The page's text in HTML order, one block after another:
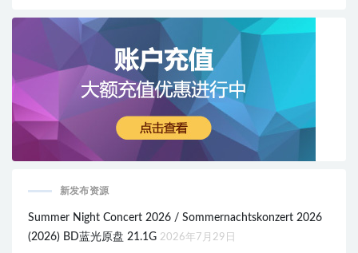
新发布资源
Summer Night Concert 2026 / Sommernachtskonzert 2026
(2026) BD蓝光原盘 21.1G 2026年7月29日